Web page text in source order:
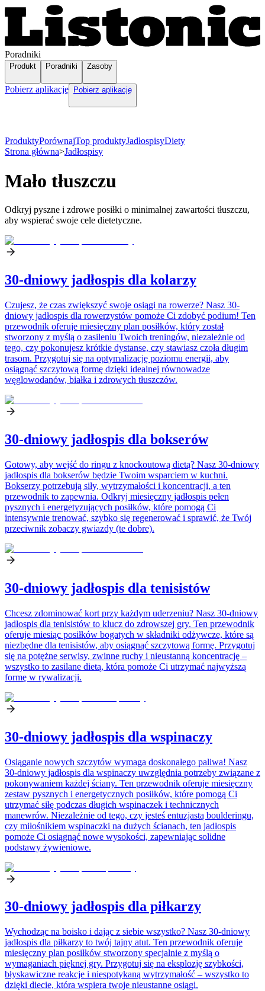
Poradniki
Produkt Poradniki Zasoby
Pobierz aplikację Pobierz aplikację
ProduktyPorównajTop produktyJadłospisyDiety
Strona główna>Jadłospisy
Mało tłuszczu
Odkryj pyszne i zdrowe posiłki o minimalnej zawartości tłuszczu,
aby wspierać swoje cele dietetyczne.
30-dniowy jadłospis dla kolarzy
Czujesz, że czas zwiększyć swoje osiągi na rowerze? Nasz 30-
dniowy jadłospis dla rowerzystów pomoże Ci zdobyć podium! Ten
przewodnik oferuje miesięczny plan posiłków, który został
stworzony z myślą o zasileniu Twoich treningów, niezależnie od
tego, czy pokonujesz krótkie dystanse, czy stawiasz czoła długim
trasom. Przygotuj się na optymalizację poziomu energii, aby
osiągnąć szczytową formę dzięki idealnej równowadze
węglowodanów, białka i zdrowych tłuszczów.
30-dniowy jadłospis dla bokserów
Gotowy, aby wejść do ringu z knockoutową dietą? Nasz 30-dniowy
jadłospis dla bokserów będzie Twoim wsparciem w kuchni.
Bokserzy potrzebują siły, wytrzymałości i koncentracji, a ten
przewodnik to zapewnia. Odkryj miesięczny jadłospis pełen
pysznych i energetyzujących posiłków, które pomogą Ci
intensywnie trenować, szybko się regenerować i sprawić, że Twój
przeciwnik zobaczy gwiazdy (te dobre).
30-dniowy jadłospis dla tenisistów
Chcesz zdominować kort przy każdym uderzeniu? Nasz 30-dniowy
jadłospis dla tenisistów to klucz do zdrowszej gry. Ten przewodnik
oferuje miesiąc posiłków bogatych w składniki odżywcze, które są
niezbędne dla tenisistów, aby osiągnąć szczytową formę. Przygotuj
się na potężne serwisy, zwinne ruchy i nieustanną koncentrację –
wszystko to zasilane dietą, która pomoże Ci utrzymać najwyższą
formę w rywalizacji.
30-dniowy jadłospis dla wspinaczy
Osiąganie nowych szczytów wymaga doskonałego paliwa! Nasz
30-dniowy jadłospis dla wspinaczy uwzględnia potrzeby związane z
pokonywaniem każdej ściany. Ten przewodnik oferuje miesięczny
zestaw pysznych i energetycznych posiłków, które pomogą Ci
utrzymać siłę podczas długich wspinaczek i technicznych
manewrów. Niezależnie od tego, czy jesteś entuzjastą boulderingu,
czy miłośnikiem wspinaczki na dużych ścianach, ten jadłospis
pomoże Ci osiągnąć nowe wysokości, zapewniając solidne
podstawy żywieniowe.
30-dniowy jadłospis dla piłkarzy
Wychodząc na boisko i dając z siebie wszystko? Nasz 30-dniowy
jadłospis dla piłkarzy to twój tajny atut. Ten przewodnik oferuje
miesięczny plan posiłków stworzony specjalnie z myślą o
wymaganiach pięknej gry. Przygotuj się na eksplozję szybkości,
błyskawiczne reakcje i niespotykaną wytrzymałość – wszystko to
dzięki diecie, która wspiera twoje nieustanne osiągi.